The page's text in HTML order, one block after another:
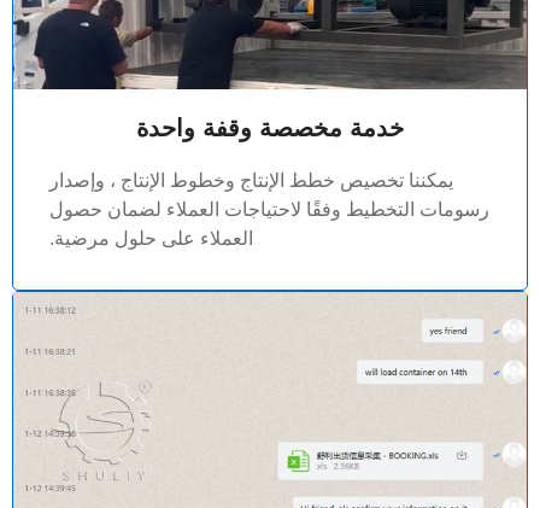
خدمة مخصصة وقفة واحدة
يمكننا تخصيص خطط الإنتاج وخطوط الإنتاج ، وإصدار
رسومات التخطيط وفقًا لاحتياجات العملاء لضمان حصول
العملاء على حلول مرضية.